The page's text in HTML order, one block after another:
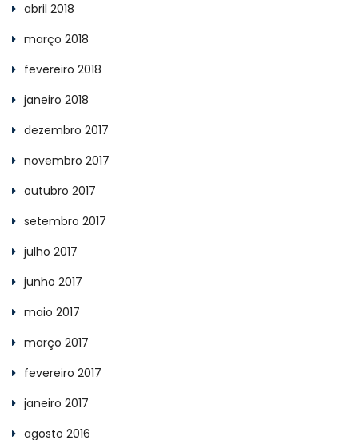
abril 2018
março 2018
fevereiro 2018
janeiro 2018
dezembro 2017
novembro 2017
outubro 2017
setembro 2017
julho 2017
junho 2017
maio 2017
março 2017
fevereiro 2017
janeiro 2017
agosto 2016